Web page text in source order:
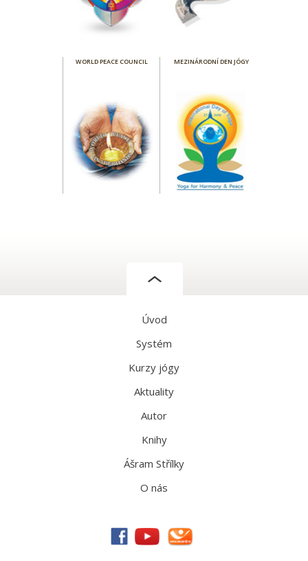
WORLD PEACE COUNCIL MEZINÁRODNÍ DEN JÓGY
Úvod
Systém
Kurzy jógy
Aktuality
Autor
Knihy
Ášram Střílky
O nás